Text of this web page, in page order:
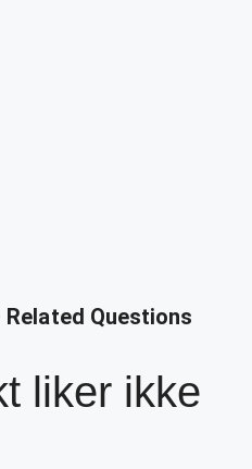
Related Questions
liker ikke